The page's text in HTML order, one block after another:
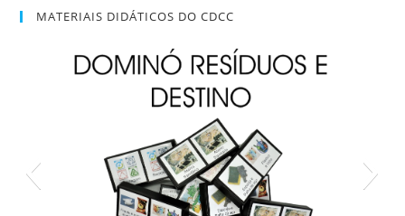
MATERIAIS DIDÁTICOS DO CDCC